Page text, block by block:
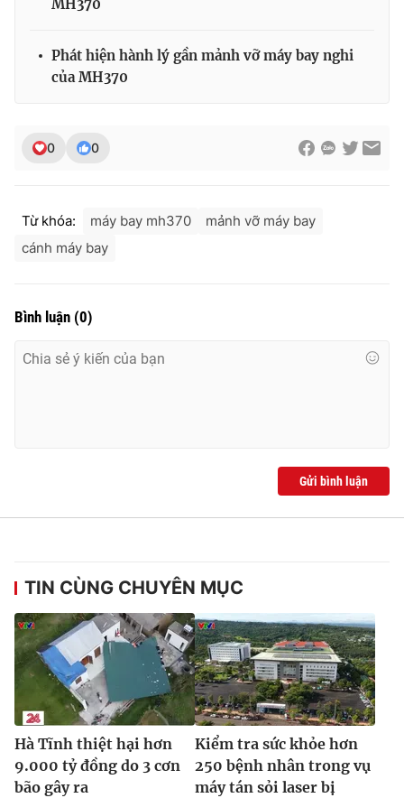
Ðiện thoại Thời báo VTV:
Liên hệ quảng cáo:024-7300.7108
® Cấm sao chép dưới mọi hình thức nếu không có sự chấp
thông tin từ website này.
MH370
Phát hiện hành lý gần mảnh vỡ máy bay nghi
của MH370
0 0
Từ khóa: máy bay mh370
mảnh vỡ máy bay
cánh máy bay
Bình luận (0)
Gửi bình luận
TIN CÙNG CHUYÊN MỤC
Hà Tĩnh thiệt hại hơn
9.000 tỷ đồng do 3 cơn
bão gây ra
Kiểm tra sức khỏe hơn
250 bệnh nhân trong vụ
máy tán sỏi laser bị